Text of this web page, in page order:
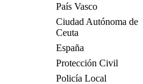
País Vasco
Ciudad Autónoma de
Ceuta
España
Protección Civil
Policía Local